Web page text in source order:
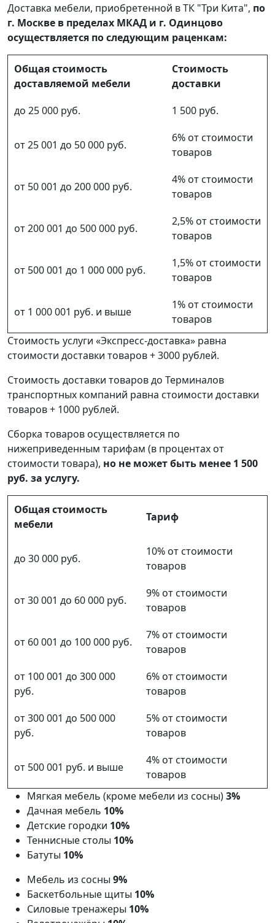
Доставка мебели, приобретенной в ТК "Три Кита", по
г. Москве в пределах МКАД и г. Одинцово
осуществляется по следующим раценкам:
Общая стоимость
доставляемой мебели
Стоимость
доставки
до 25 000 руб.
1 500 руб.
от 25 001 до 50 000 руб.
6% от стоимости
товаров
от 50 001 до 200 000 руб.
4% от стоимости
товаров
от 200 001 до 500 000 руб.
2,5% от стоимости
товаров
от 500 001 до 1 000 000 руб.
1,5% от стоимости
товаров
от 1 000 001 руб. и выше
1% от стоимости
товаров
Стоимость услуги «Экспресс-доставка» равна
стоимости доставки товаров + 3000 рублей.
Стоимость доставки товаров до Терминалов
транспортных компаний равна стоимости доставки
товаров + 1000 рублей.
Сборка товаров осуществляется по
нижеприведенным тарифам (в процентах от
стоимости товара), но не может быть менее 1 500
руб. за услугу.
Общая стоимость
мебели
Тариф
до 30 000 руб.
10% от стоимости
товаров
от 30 001 до 60 000 руб.
9% от стоимости
товаров
от 60 001 до 100 000 руб.
7% от стоимости
товаров
от 100 001 до 300 000
руб.
6% от стоимости
товаров
от 300 001 до 500 000
руб.
5% от стоимости
товаров
от 500 001 руб. и выше
4% от стоимости
товаров
Мягкая мебель (кроме мебели из сосны)3%
Дачная мебель 10%
Детские городки 10%
Теннисные столы 10%
Батуты 10%
Мебель из сосны 9%
Баскетбольные щиты 10%
Силовые тренажеры 10%